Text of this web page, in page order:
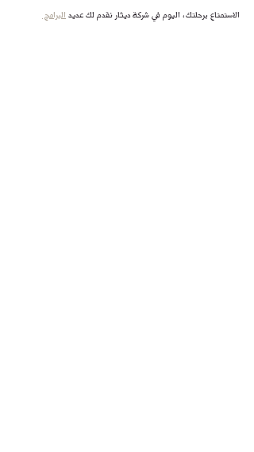
الاستمتاع برحلتك، اليوم في شركة ديثار نقدم لك عديد البرامج